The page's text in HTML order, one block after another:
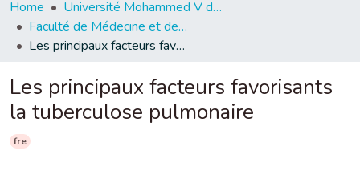
Home
Université Mohammed V de Rabat
Faculté de Médecine et de Pharmacie - Rabat
Les principaux facteurs favorisants la tuberculose pulmonaire
Les principaux facteurs favorisants
la tuberculose pulmonaire
fre